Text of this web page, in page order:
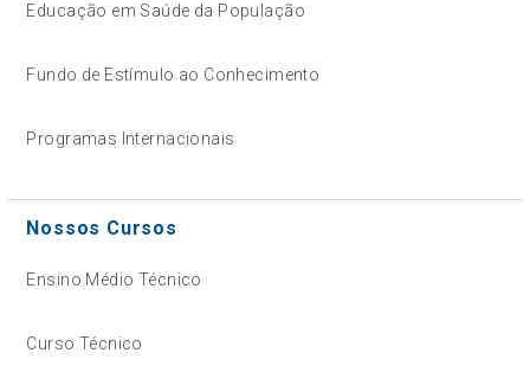
Educação em Saúde da População
Fundo de Estímulo ao Conhecimento
Programas Internacionais
Nossos Cursos
Ensino Médio Técnico
Curso Técnico